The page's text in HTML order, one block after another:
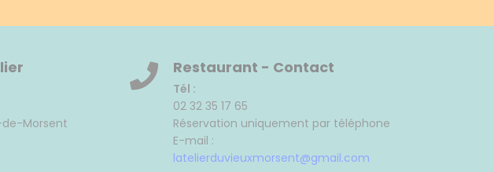
de-Morsent
Restaurant - Contact
Tél :
02 32 35 17 65
Réservation uniquement par téléphone
E-mail :
latelierduvieuxmorsent@gmail.com